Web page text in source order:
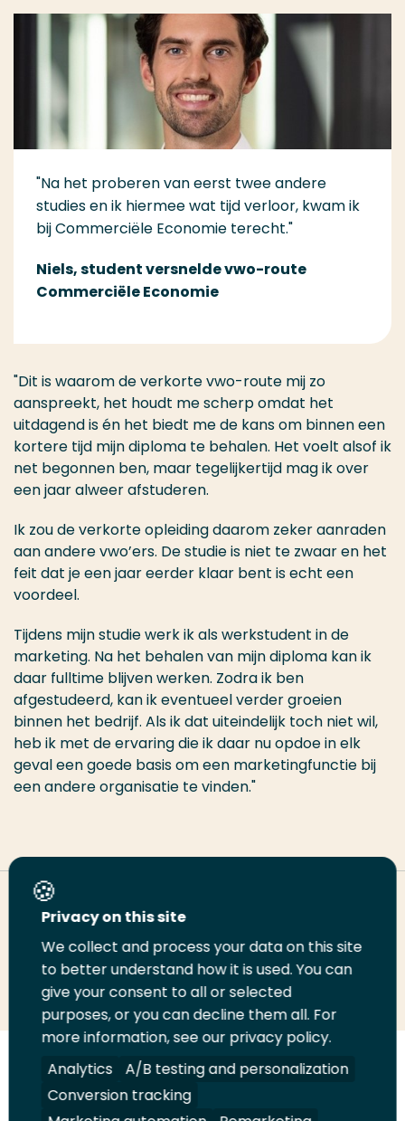
"Na het proberen van eerst twee andere
studies en ik hiermee wat tijd verloor, kwam ik
bij Commerciële Economie terecht."
Niels, student versnelde vwo-route
Commerciële Economie
"Dit is waarom de verkorte vwo-route mij zo
aanspreekt, het houdt me scherp omdat het
uitdagend is én het biedt me de kans om binnen een
kortere tijd mijn diploma te behalen. Het voelt alsof ik
net begonnen ben, maar tegelijkertijd mag ik over
een jaar alweer afstuderen.
Ik zou de verkorte opleiding daarom zeker aanraden
aan andere vwo’ers. De studie is niet te zwaar en het
feit dat je een jaar eerder klaar bent is echt een
voordeel.
Tijdens mijn studie werk ik als werkstudent in de
marketing. Na het behalen van mijn diploma kan ik
daar fulltime blijven werken. Zodra ik ben
afgestudeerd, kan ik eventueel verder groeien
binnen het bedrijf. Als ik dat uiteindelijk toch niet wil,
heb ik met de ervaring die ik daar nu opdoe in elk
geval een goede basis om een marketingfunctie bij
een andere organisatie te vinden."
Deel deze pagina
Deel
LinkedIn
Deel
op
Twitter
Deel
op
Facebook
Email
deze
pagina
Print
deze
pagina
Volg
ons
op
Volg
ons
op
Volg
ons
op
Volg
ons
op
Juridisch Security A-Z Index Contact
Privacy on this site
We collect and process your data on this site
to better understand how it is used. You can
give your consent to all or selected
purposes, or you can decline them all. For
more information, see our privacy policy.
Analytics
A/B testing and personalization
Conversion tracking